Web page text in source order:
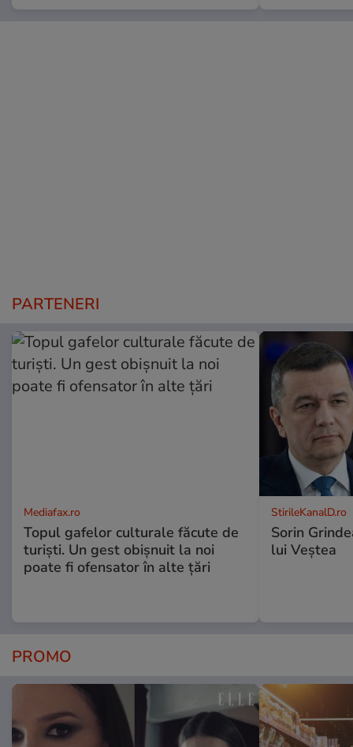
PARTENERI
Mediafax.ro
Topul gafelor culturale făcute de
turiști. Un gest obișnuit la noi
poate fi ofensator în alte țări
StirileKanalD.ro
Sorin
lui Veștea
PROMO